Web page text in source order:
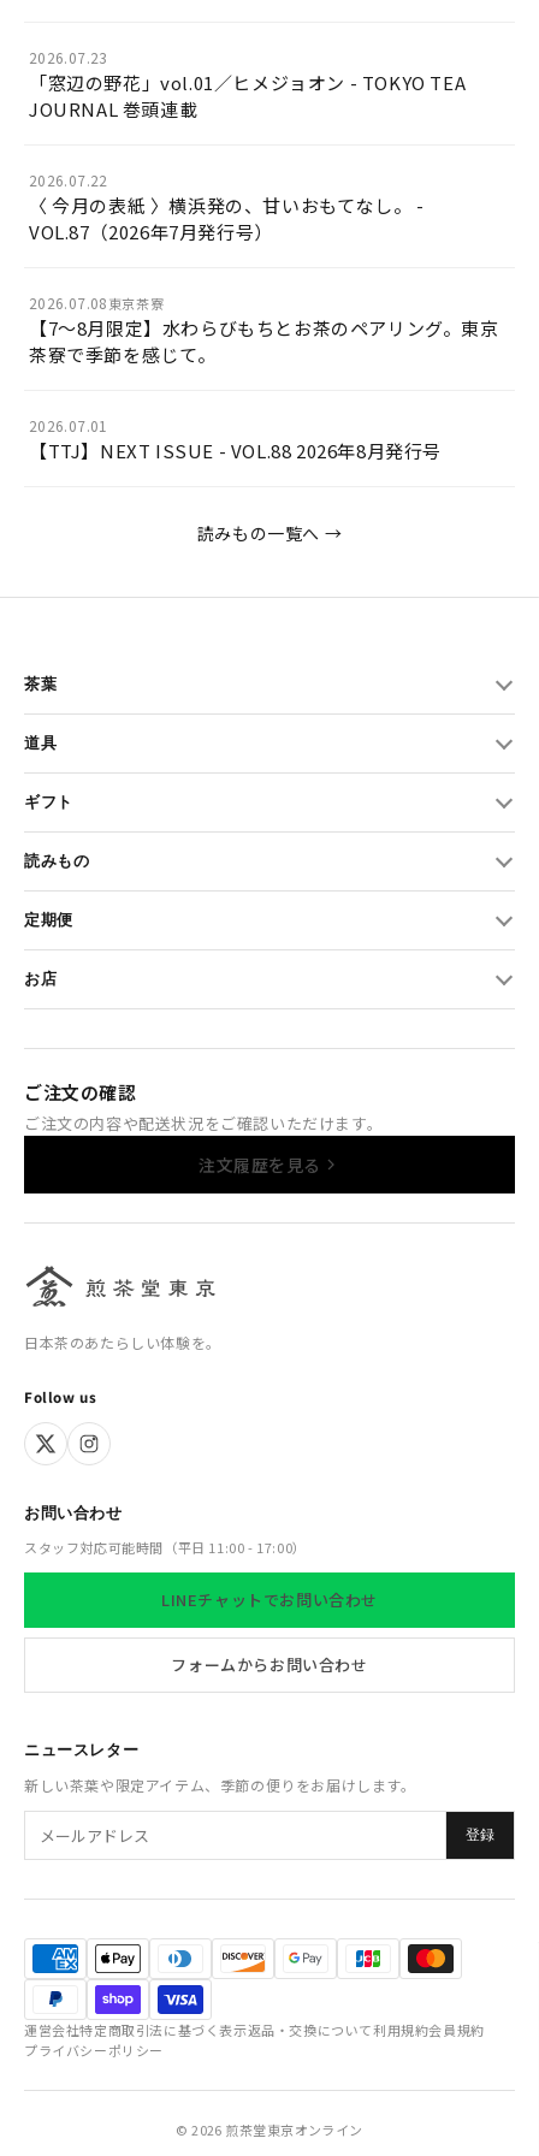
2026.07.23
「窓辺の野花」vol.01／ヒメジョオン - TOKYO TEA
JOURNAL 巻頭連載
2026.07.22
〈 今月の表紙 〉横浜発の、甘いおもてなし。 -
VOL.87（2026年7月発行号）
2026.07.08東京茶寮
【7〜8月限定】水わらびもちとお茶のペアリング。東京
茶寮で季節を感じて。
2026.07.01
【TTJ】NEXT ISSUE - VOL.88 2026年8月発行号
読みもの一覧へ →
茶葉
道具
ギフト
読みもの
定期便
お店
ご注文の確認
ご注文の内容や配送状況をご確認いただけます。
注文履歴を見る
日本茶のあたらしい体験を。
Follow us
お問い合わせ
スタッフ対応可能時間（平日 11:00 - 17:00）
LINEチャットでお問い合わせ
フォームからお問い合わせ
ニュースレター
新しい茶葉や限定アイテム、季節の便りをお届けします。
登録
運営会社特定商取引法に基づく表示返品・交換について利用規約会員規約
プライバシーポリシー
© 2026 煎茶堂東京オンライン